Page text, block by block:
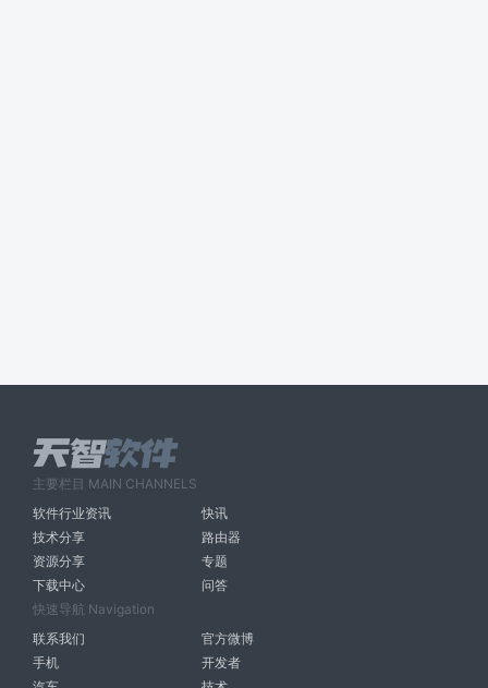
主要栏目 MAIN CHANNELS
软件行业资讯
快讯
技术分享
路由器
资源分享
专题
下载中心
问答
快速导航 Navigation
联系我们
官方微博
手机
开发者